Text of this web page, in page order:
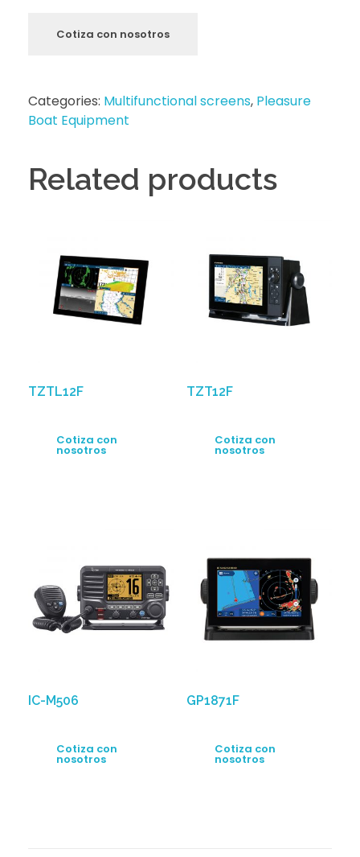
Cotiza con nosotros
Categories: Multifunctional screens, Pleasure
Boat Equipment
Related products
TZTL12F
Cotiza con
nosotros
TZT12F
Cotiza con
nosotros
IC-M506
Cotiza con
nosotros
GP1871F
Cotiza con
nosotros